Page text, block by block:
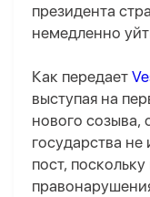
президента
немедленно
Как передает
выступая на
нового созыва,
государства
пост,